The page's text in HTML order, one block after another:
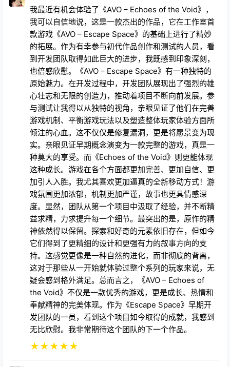
我最近有机会体验了《AVO – Echoes of the Void》，
我可以自信地说，这是一款杰出的作品，它在工作室首
款游戏《AVO – Escape Space》的基础上进行了精妙
的拓展。作为有幸参与初代作品创作和测试的人员，看
到开发团队取得如此巨大的进步，我既感到印象深刻，
也倍感欣慰。《AVO – Escape Space》有一种独特的
原始魅力。在开发过程中，开发团队展现出了强烈的雄
心壮志和无限的创造力，推动着项目不断向前发展。参
与测试让我得以从独特的视角，亲眼见证了他们在完善
游戏机制、平衡游戏玩法以及塑造整体玩家体验方面所
倾注的心血。这不仅仅是修复漏洞，更是将愿景变为现
实。亲眼见证早期概念演变为一款完整的游戏，真是一
种莫大的享受。而《Echoes of the Void》则更能体现
这种成长。游戏在各个方面都更加完善、更加自信、更
加引人入胜。我尤其喜欢更加逼真的全新移动方式！游
戏氛围更加浓郁，机制更加严谨，故事也更具情感深
度。显然，团队从第一个项目中汲取了经验，并不断精
益求精，力求提升每一个细节。最突出的是，原作的精
神依然得以保留。探索和好奇的元素依旧存在，但如今
它们得到了更精细的设计和更强有力的叙事方向的支
持。这感觉更像是一种自然的进化，而非彻底的背离，
这对于那些从一开始就体验过整个系列的玩家来说，无
疑会感到格外满足。总而言之，《AVO – Echoes of
the Void》不仅是一款优秀的游戏，更是成长、热情和
奉献精神的完美体现。作为《Escape Space》早期开
发团队的一员，看到这个项目如今取得的成就，我感到
无比欣慰。我非常期待这个团队的下一个作品。
★★★★★